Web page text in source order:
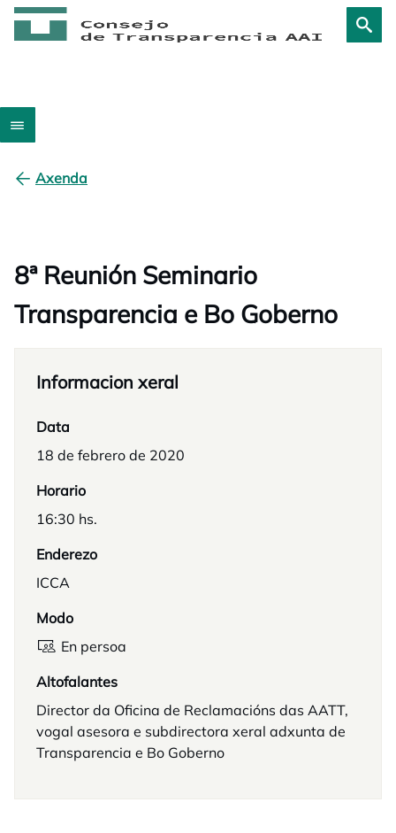
Axenda
8ª Reunión Seminario
Transparencia e Bo Goberno
Informacion xeral
Data
18 de febrero de 2020
Horario
16:30 hs.
Enderezo
ICCA
Modo
En persoa
Altofalantes
Director da Oficina de Reclamacións das AATT,
vogal asesora e subdirectora xeral adxunta de
Transparencia e Bo Goberno